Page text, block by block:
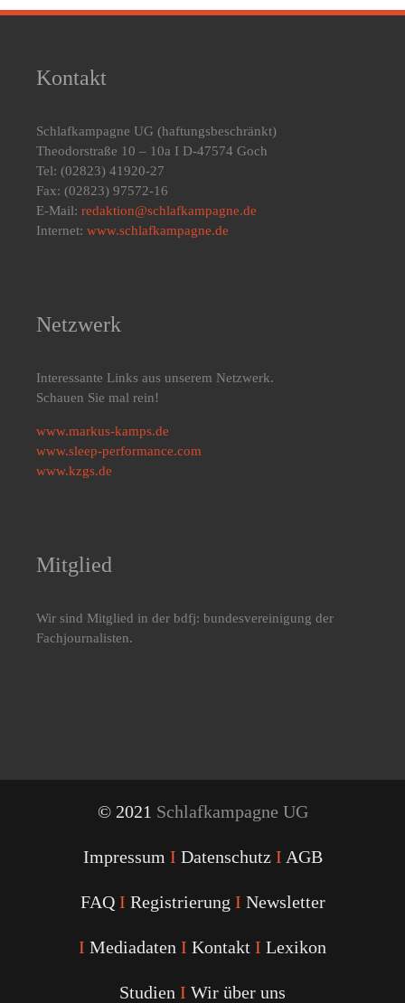
Kontakt
Schlafkampagne UG (haftungsbeschränkt)
Theodorstraße 10 – 10a I D-47574 Goch
Tel: (02823) 41920-27
Fax: (02823) 97572-16
E-Mail: redaktion@schlafkampagne.de
Internet: www.schlafkampagne.de
Netzwerk
Interessante Links aus unserem Netzwerk.
Schauen Sie mal rein!
www.markus-kamps.de
www.sleep-performance.com
www.kzgs.de
Mitglied
Wir sind Mitglied in der bdfj: bundesvereinigung der
Fachjournalisten.
© 2021 Schlafkampagne UG
Impressum I Datenschutz I AGB
FAQ I Registrierung I Newsletter
I Mediadaten I Kontakt I Lexikon
Studien I Wir über uns